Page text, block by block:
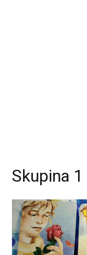
Skupina 1